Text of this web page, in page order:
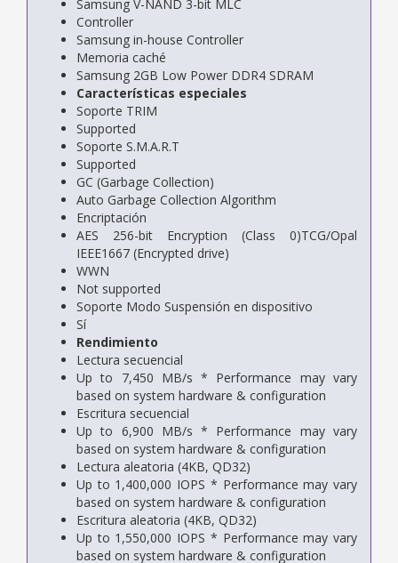
Samsung V-NAND 3-bit MLC
Controller
Samsung in-house Controller
Memoria caché
Samsung 2GB Low Power DDR4 SDRAM
Características especiales
Soporte TRIM
Supported
Soporte S.M.A.R.T
Supported
GC (Garbage Collection)
Auto Garbage Collection Algorithm
Encriptación
AES 256-bit Encryption (Class 0)TCG/Opal
IEEE1667 (Encrypted drive)
WWN
Not supported
Soporte Modo Suspensión en dispositivo
Sí
Rendimiento
Lectura secuencial
Up to 7,450 MB/s * Performance may vary
based on system hardware & configuration
Escritura secuencial
Up to 6,900 MB/s * Performance may vary
based on system hardware & configuration
Lectura aleatoria (4KB, QD32)
Up to 1,400,000 IOPS * Performance may vary
based on system hardware & configuration
Escritura aleatoria (4KB, QD32)
Up to 1,550,000 IOPS * Performance may vary
based on system hardware & configuration